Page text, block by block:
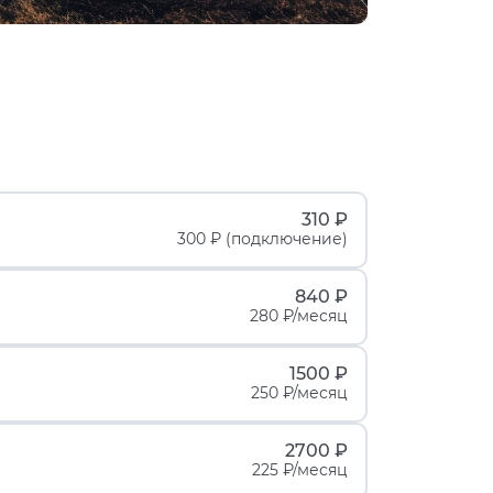
310 ₽
300 ₽ (подключение)
840 ₽
280 ₽/месяц
1500 ₽
250 ₽/месяц
2700 ₽
225 ₽/месяц